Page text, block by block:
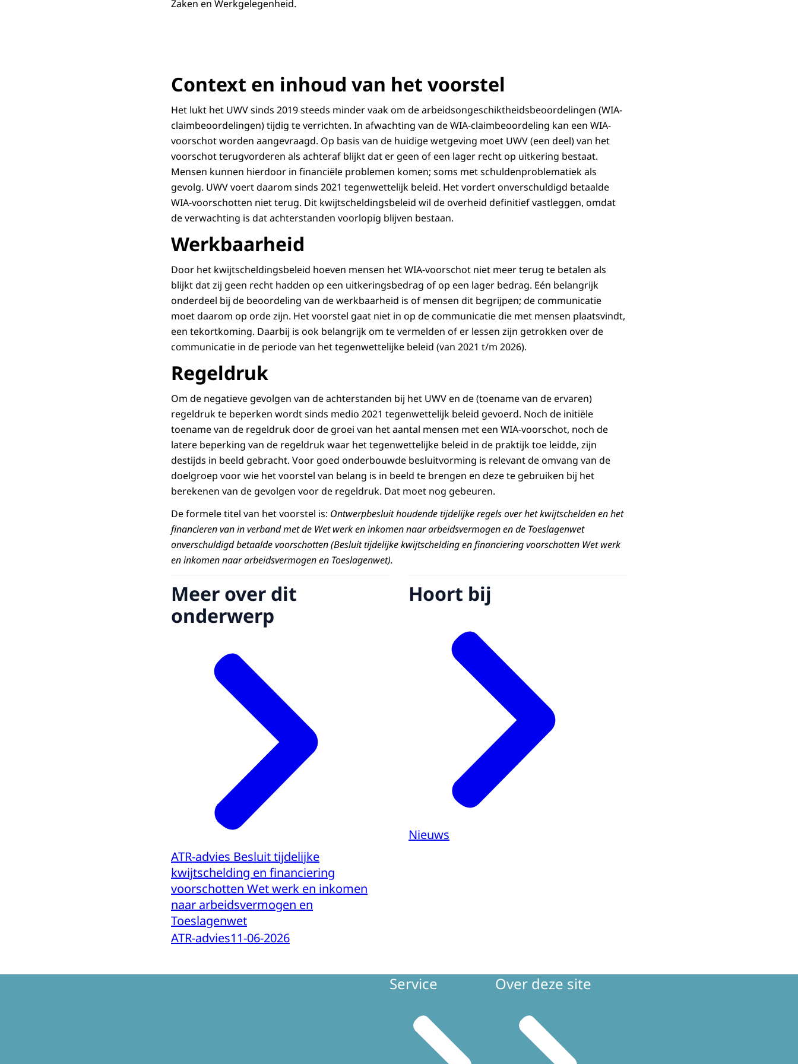
Zaken en Werkgelegenheid.
Context en inhoud van het voorstel
Het lukt het UWV sinds 2019 steeds minder vaak om de arbeidsongeschiktheidsbeoordelingen (WIA-
claimbeoordelingen) tijdig te verrichten. In afwachting van de WIA-claimbeoordeling kan een WIA-
voorschot worden aangevraagd. Op basis van de huidige wetgeving moet UWV (een deel) van het
voorschot terugvorderen als achteraf blijkt dat er geen of een lager recht op uitkering bestaat.
Mensen kunnen hierdoor in financiële problemen komen; soms met schuldenproblematiek als
gevolg. UWV voert daarom sinds 2021 tegenwettelijk beleid. Het vordert onverschuldigd betaalde
WIA-voorschotten niet terug. Dit kwijtscheldingsbeleid wil de overheid definitief vastleggen, omdat
de verwachting is dat achterstanden voorlopig blijven bestaan.
Werkbaarheid
Door het kwijtscheldingsbeleid hoeven mensen het WIA-voorschot niet meer terug te betalen als
blijkt dat zij geen recht hadden op een uitkeringsbedrag of op een lager bedrag. Eén belangrijk
onderdeel bij de beoordeling van de werkbaarheid is of mensen dit begrijpen; de communicatie
moet daarom op orde zijn. Het voorstel gaat niet in op de communicatie die met mensen plaatsvindt,
een tekortkoming. Daarbij is ook belangrijk om te vermelden of er lessen zijn getrokken over de
communicatie in de periode van het tegenwettelijke beleid (van 2021 t/m 2026).
Regeldruk
Om de negatieve gevolgen van de achterstanden bij het UWV en de (toename van de ervaren)
regeldruk te beperken wordt sinds medio 2021 tegenwettelijk beleid gevoerd. Noch de initiële
toename van de regeldruk door de groei van het aantal mensen met een WIA-voorschot, noch de
latere beperking van de regeldruk waar het tegenwettelijke beleid in de praktijk toe leidde, zijn
destijds in beeld gebracht. Voor goed onderbouwde besluitvorming is relevant de omvang van de
doelgroep voor wie het voorstel van belang is in beeld te brengen en deze te gebruiken bij het
berekenen van de gevolgen voor de regeldruk. Dat moet nog gebeuren.
De formele titel van het voorstel is: Ontwerpbesluit houdende tijdelijke regels over het kwijtschelden en het
financieren van in verband met de Wet werk en inkomen naar arbeidsvermogen en de Toeslagenwet
onverschuldigd betaalde voorschotten (Besluit tijdelijke kwijtschelding en financiering voorschotten Wet werk
en inkomen naar arbeidsvermogen en Toeslagenwet).
Meer over dit
onderwerp
ATR-advies Besluit tijdelijke
kwijtschelding en financiering
voorschotten Wet werk en inkomen
naar arbeidsvermogen en
Toeslagenwet
ATR-advies11-06-2026
Hoort bij
Nieuws
Service Over deze site